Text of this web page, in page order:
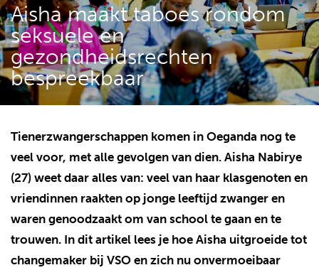
Aisha maakt taboes rondom
seksuele en
gezondheidsrechten
bespreekbaar
Tienerzwangerschappen komen in Oeganda nog te
veel voor, met alle gevolgen van dien. Aisha Nabirye
(27) weet daar alles van: veel van haar klasgenoten en
vriendinnen raakten op jonge leeftijd zwanger en
waren genoodzaakt om van school te gaan en te
trouwen. In dit artikel lees je hoe Aisha uitgroeide tot
changemaker bij VSO en zich nu onvermoeibaar